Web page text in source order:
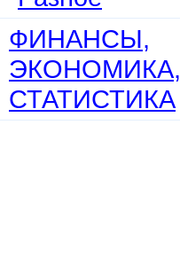
ФИНАНСЫ,
ЭКОНОМИКА,
СТАТИСТИКА